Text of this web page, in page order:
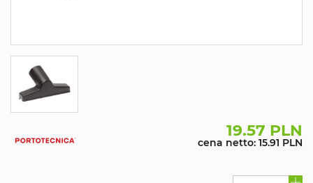
19.57 PLN
cena netto: 15.91 PLN